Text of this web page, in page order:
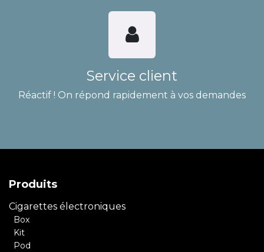
Service client
Réactif ! On répond rapidement à vos demandes
Produits
Cigarettes électroniques
Box
Kit
Pod